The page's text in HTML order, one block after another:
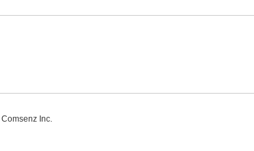
Comsenz Inc.